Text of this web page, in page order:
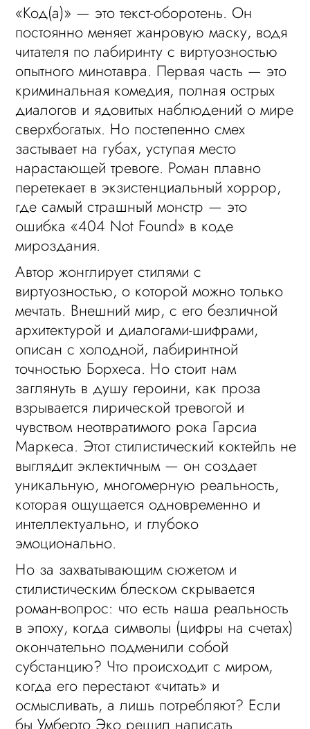
«Код(а)» — это текст-оборотень. Он
постоянно меняет жанровую маску, водя
читателя по лабиринту с виртуозностью
опытного минотавра. Первая часть — это
криминальная комедия, полная острых
диалогов и ядовитых наблюдений о мире
сверхбогатых. Но постепенно смех
застывает на губах, уступая место
нарастающей тревоге. Роман плавно
перетекает в экзистенциальный хоррор,
где самый страшный монстр — это
ошибка «404 Not Found» в коде
мироздания.
Автор жонглирует стилями с
виртуозностью, о которой можно только
мечтать. Внешний мир, с его безличной
архитектурой и диалогами-шифрами,
описан с холодной, лабиринтной
точностью Борхеса. Но стоит нам
заглянуть в душу героини, как проза
взрывается лирической тревогой и
чувством неотвратимого рока Гарсиа
Маркеса. Этот стилистический коктейль не
выглядит эклектичным — он создает
уникальную, многомерную реальность,
которая ощущается одновременно и
интеллектуально, и глубоко
эмоционально.
Но за захватывающим сюжетом и
стилистическим блеском скрывается
роман-вопрос: что есть наша реальность
в эпоху, когда символы (цифры на счетах)
окончательно подменили собой
субстанцию? Что происходит с миром,
когда его перестают «читать» и
осмысливать, а лишь потребляют? Если
бы Умберто Эко решил написать